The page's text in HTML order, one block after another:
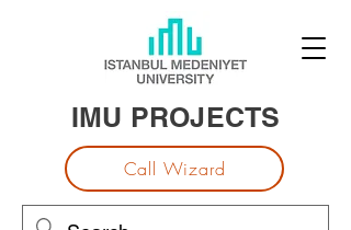
IMU PROJECTS
Call Wizard